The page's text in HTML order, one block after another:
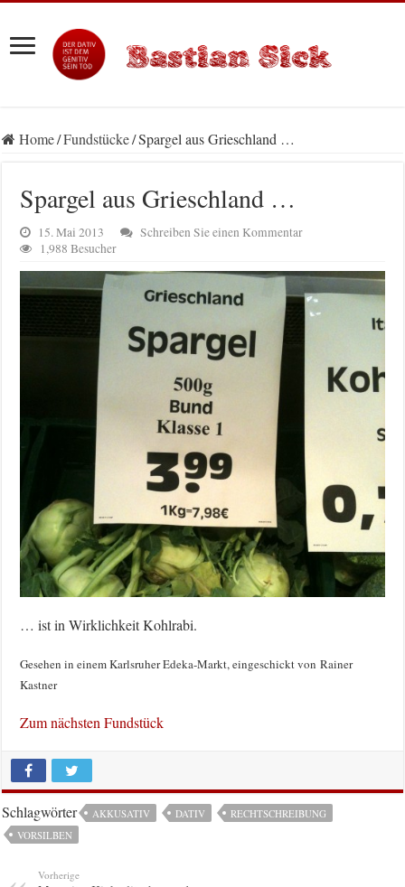
Home/Fundstücke/Spargel aus Grieschland …
Spargel aus Grieschland …
15. Mai 2013
Schreiben Sie einen Kommentar
1,988 Besucher
… ist in Wirklichkeit Kohlrabi.
Gesehen in einem Karlsruher Edeka-Markt, eingeschickt von Rainer
Kastner
Zum nächsten Fundstück
Schlagwörter AKKUSATIV DATIV
RECHTSCHREIBUNG
VORSILBEN
Vorherige